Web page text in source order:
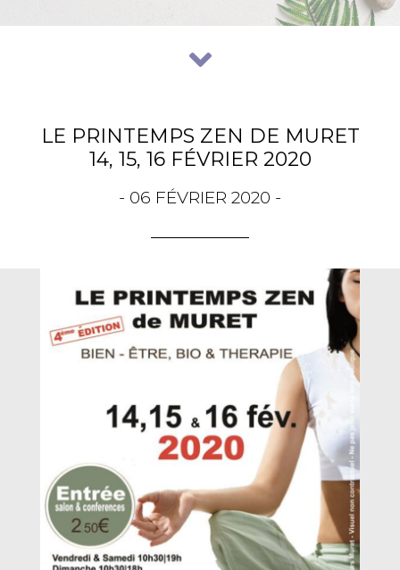
LE PRINTEMPS ZEN DE MURET
14, 15, 16 FÉVRIER 2020
- 06 FÉVRIER 2020 -